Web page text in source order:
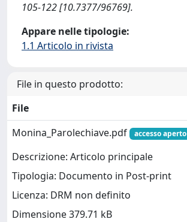
105-122 [10.7377/96769].
Appare nelle tipologie:
1.1 Articolo in rivista
File in questo prodotto:
File
Monina_Parolechiave.pdf
accesso aperto
Descrizione: Articolo principale
Tipologia: Documento in Post-print
Licenza: DRM non definito
Dimensione 379.71 kB